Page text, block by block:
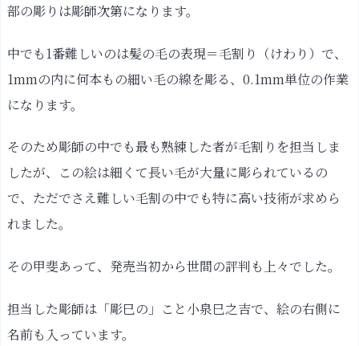
部の彫りは彫師次第になります。
中でも1番難しいのは髪の毛の表現＝毛割り（けわり）で、
1mmの内に何本もの細い毛の線を彫る、0.1mm単位の作業
になります。
そのため彫師の中でも最も熟練した者が毛割りを担当しま
したが、この絵は細くて長い毛が大量に彫られているの
で、ただでさえ難しい毛割の中でも特に高い技術が求めら
れました。
その甲斐あって、発売当初から世間の評判も上々でした。
担当した彫師は「彫巳の」こと小泉巳之吉で、絵の右側に
名前も入っています。